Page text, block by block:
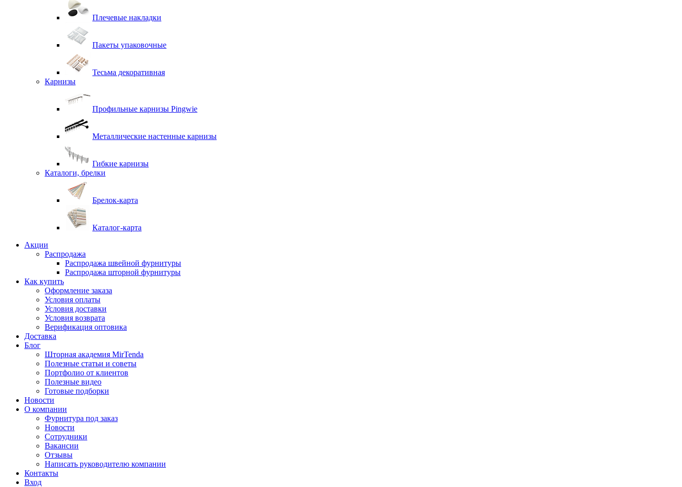
Плечевые накладки
Пакеты упаковочные
Тесьма декоративная
Карнизы
Профильные карнизы Pingwie
Металлические настенные карнизы
Гибкие карнизы
Каталоги, брелки
Брелок-карта
Каталог-карта
Акции
Распродажа
Распродажа швейной фурнитуры
Распродажа шторной фурнитуры
Как купить
Оформление заказа
Условия оплаты
Условия доставки
Условия возврата
Верификация оптовика
Доставка
Блог
Шторная академия MirTenda
Полезные статьи и советы
Портфолио от клиентов
Полезные видео
Готовые подборки
Новости
О компании
Фурнитура под заказ
Новости
Сотрудники
Вакансии
Отзывы
Написать руководителю компании
Контакты
Вход